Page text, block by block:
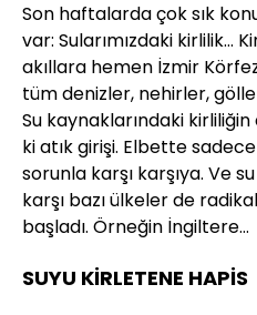
Son haftalarda çok sık
var: Sularımızdaki kirlilik…
akıllara hemen İzmir
tüm denizler, nehirler,
Su kaynaklarındaki
ki atık girişi. Elbette
sorunla karşı karşıya. Ve
karşı bazı ülkeler de
başladı. Örneğin İngiltere…
SUYU KİRLETENE HAPİS